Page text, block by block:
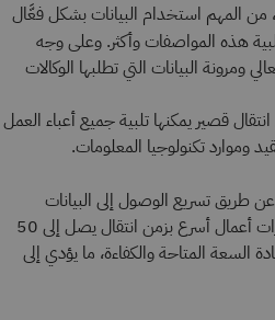
المهم استخدام البيانات بشكل فعَّال
هذه المواصفات وأكثر. وعلى وجه
ومرونة البيانات التي تطلبها الوكالات
قصير يمكنها تلبية جميع أعباء العمل
وموارد تكنولوجيا المعلومات.
طريق تسريع الوصول إلى البيانات
باستخدام تقنية FlashCore وNVMe الشامل، ما يمكِّن من اتخاذ قرارات أعمال أسرع بزمن انتقال يصل إلى 50
السعة المتاحة والكفاءة، ما يؤدي إلى